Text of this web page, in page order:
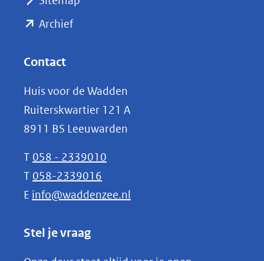
naar
Archief(opent
(verwijst
naar
een
andere
website)
Contact
Huis voor de Wadden
Ruiterskwartier 121 A
8911 BS Leeuwarden
T 058 - 2339010
T 058-2339016
E info@waddenzee.nl
Stel je vraag